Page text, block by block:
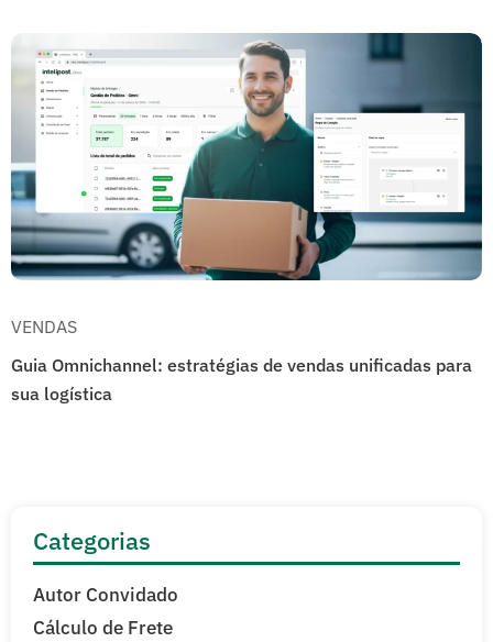
VENDAS
Guia Omnichannel: estratégias de vendas unificadas para
sua logística
Categorias
Autor Convidado
Cálculo de Frete